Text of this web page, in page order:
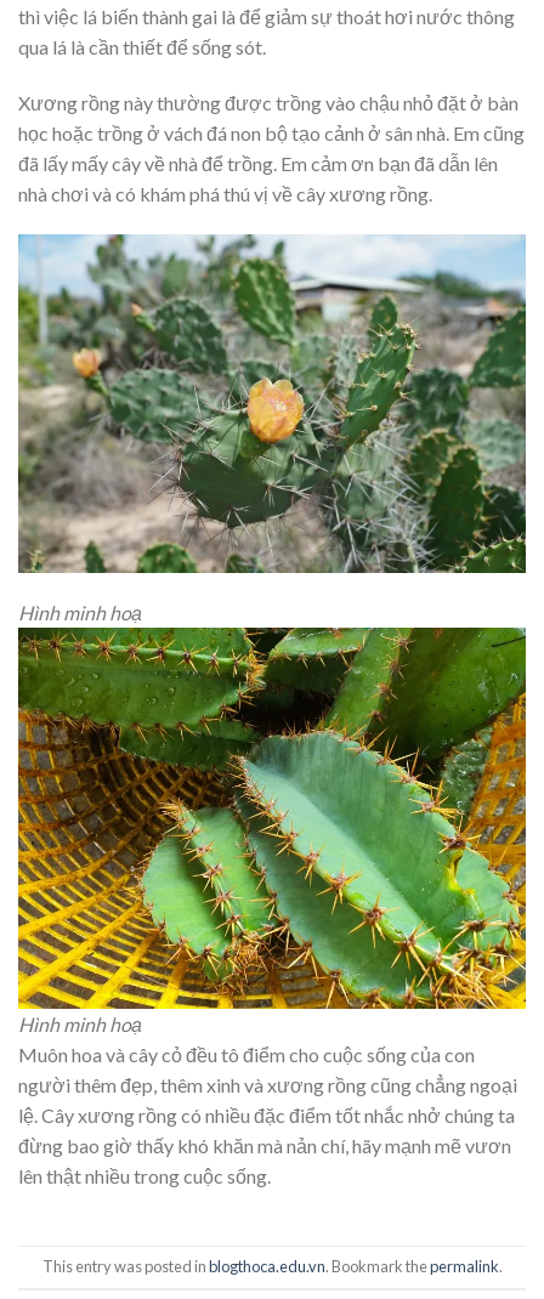
thì việc lá biến thành gai là để giảm sự thoát hơi nước thông
qua lá là cần thiết để sống sót.
Xương rồng này thường được trồng vào chậu nhỏ đặt ở bàn
học hoặc trồng ở vách đá non bộ tạo cảnh ở sân nhà. Em cũng
đã lấy mấy cây về nhà để trồng. Em cảm ơn bạn đã dẫn lên
nhà chơi và có khám phá thú vị về cây xương rồng.
Hình minh hoạ
Hình minh hoạ
Muôn hoa và cây cỏ đều tô điểm cho cuộc sống của con
người thêm đẹp, thêm xinh và xương rồng cũng chẳng ngoại
lệ. Cây xương rồng có nhiều đặc điểm tốt nhắc nhở chúng ta
đừng bao giờ thấy khó khăn mà nản chí, hãy mạnh mẽ vươn
lên thật nhiều trong cuộc sống.
This entry was posted inblogthoca.edu.vn. Bookmark thepermalink.